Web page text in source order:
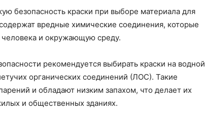
безопасность краски при выборе материала для
вредные химические соединения, которые
человека и окружающую среду.
рекомендуется выбирать краски на водной
органических соединений (ЛОС). Такие
и обладают низким запахом, что делает их
и общественных зданиях.